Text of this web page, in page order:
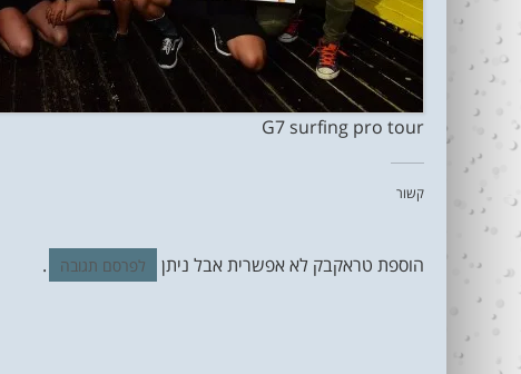
G7 surfing pro tour
קשור
הוספת טראקבק לא אפשרית אבל ניתן לפרסם תגובה .